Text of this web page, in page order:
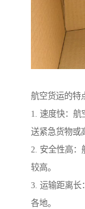
航空货运的特
1. 速度快：航
送紧急货物或
2. 安全性高：
较高。
3. 运输距离长
各地。